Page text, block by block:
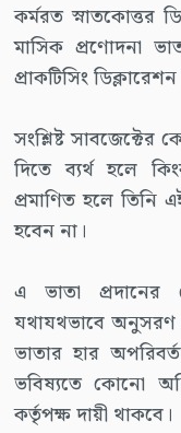
কর্মরত স্নাতকোত্তর
মাসিক প্রণোদনা
প্রাকটিসিং
সংশ্লিষ্ট সাবজেক্টের
দিতে ব্যর্থ হলে
প্রমাণিত হলে তিনি
হবেন না।
এ ভাতা প্রদানের
যথাযথভাবে অনুসরণ
ভাতার হার
ভবিষ্যতে কোনো
কর্তৃপক্ষ দায়ী থাকবে।